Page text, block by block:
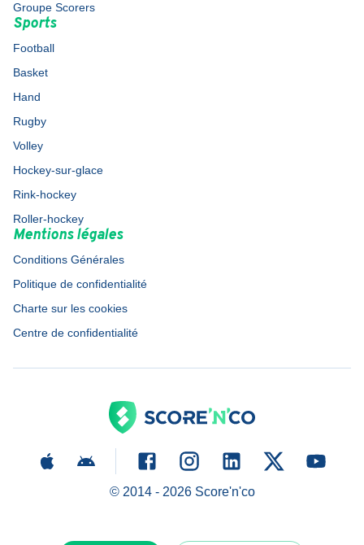
Groupe Scorers
Sports
Football
Basket
Hand
Rugby
Volley
Hockey-sur-glace
Rink-hockey
Roller-hockey
Mentions légales
Conditions Générales
Politique de confidentialité
Charte sur les cookies
Centre de confidentialité
© 2014 - 2026Score'n'co